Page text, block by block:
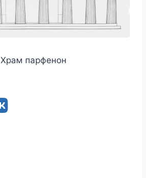
Храм парфенон